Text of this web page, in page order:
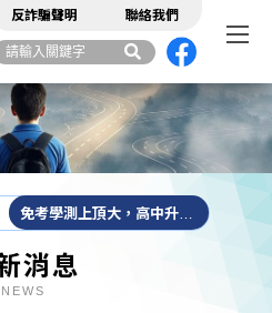
反詐騙聲明 聯絡我們
免考學測上頂大，高中升學新捷徑！ 甄戰特殊選才書審競賽助學子脫穎而出
消息
NEWS